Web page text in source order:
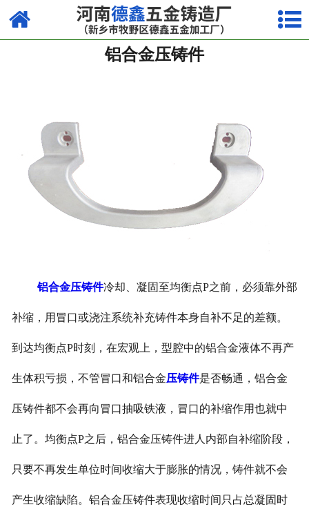
网站首页
镁合金压铸系列
锌合金压铸系列
铝合金压铸件
铝合金压铸件冷却、凝固至均衡点P之前，必须靠外部
补缩，用冒口或浇注系统补充铸件本身自补不足的差额。
到达均衡点P时刻，在宏观上，型腔中的铝合金液体不再产
生体积亏损，不管冒口和铝合金压铸件是否畅通，铝合金
压铸件都不会再向冒口抽吸铁液，冒口的补缩作用也就中
止了。均衡点P之后，铝合金压铸件进人内部自补缩阶段，
只要不再发生单位时间收缩大于膨胀的情况，铸件就不会
产生收缩缺陷。铝合金压铸件表现收缩时间只占总凝固时